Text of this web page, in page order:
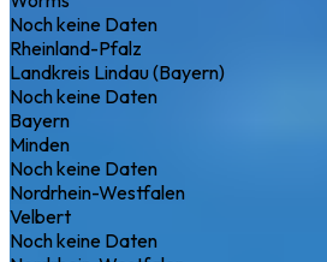
Noch keine Daten
Rheinland-Pfalz
Landkreis Lindau (Bayern)
Noch keine Daten
Bayern
Minden
Noch keine Daten
Nordrhein-Westfalen
Velbert
Noch keine Daten